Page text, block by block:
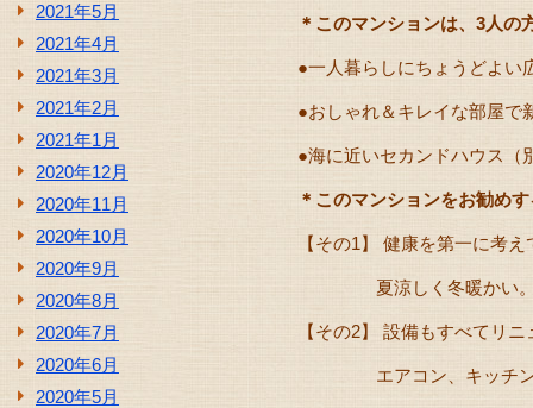
2021年5月
2021年4月
2021年3月
2021年2月
2021年1月
2020年12月
2020年11月
2020年10月
2020年9月
2020年8月
2020年7月
2020年6月
2020年5月
＊このマンションは、3人の
●一人暮らしにちょうどよい
●おしゃれ＆キレイな部屋で
●海に近いセカンドハウス（
＊このマンションをお勧め
【その1】 健康を第一に考
夏涼しく冬暖かい。体
【その2】 設備もすべてリ
エアコン、キッチン、